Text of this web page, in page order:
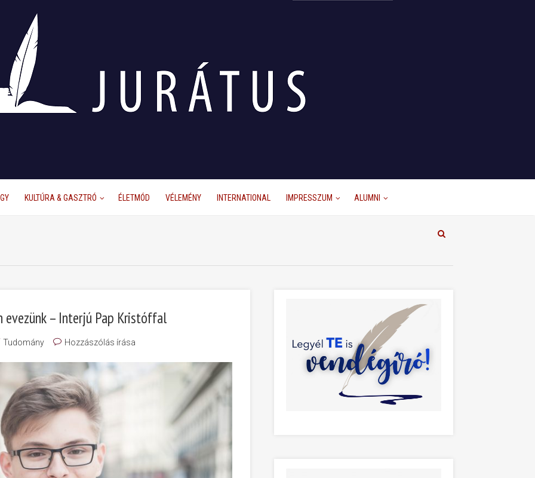
KULTÚRA & GASZTRÓ ÉLETMÓD VÉLEMÉNY INTERNATIONAL IMPRESSZUM ALUMNI
evezünk – Interjú Pap Kristóffal
Tudomány Hozzászólás írása